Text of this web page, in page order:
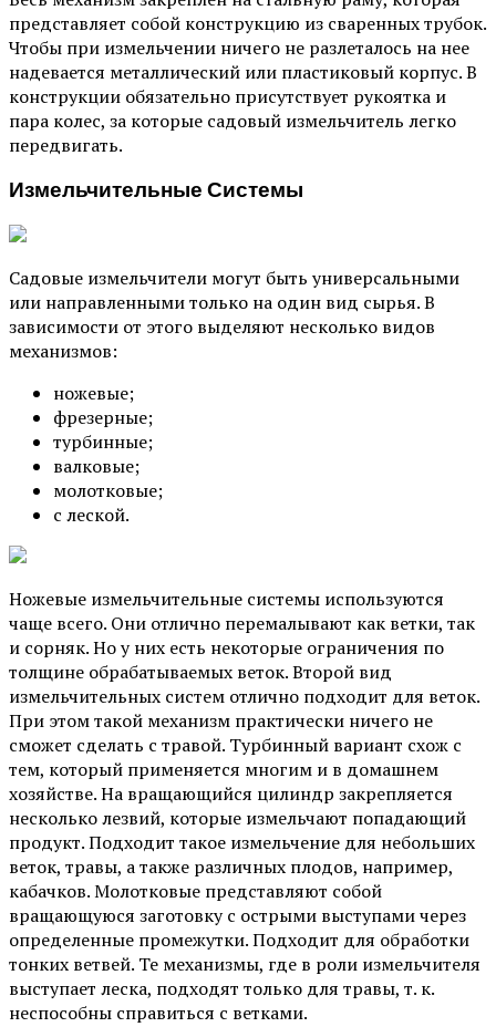
представляет собой конструкцию из сваренных трубок.
Чтобы при измельчении ничего не разлеталось на нее
надевается металлический или пластиковый корпус. В
конструкции обязательно присутствует рукоятка и
пара колес, за которые садовый измельчитель легко
передвигать.
Измельчительные Системы
Садовые измельчители могут быть универсальными
или направленными только на один вид сырья. В
зависимости от этого выделяют несколько видов
механизмов:
ножевые;
фрезерные;
турбинные;
валковые;
молотковые;
с леской.
Ножевые измельчительные системы используются
чаще всего. Они отлично перемалывают как ветки, так
и сорняк. Но у них есть некоторые ограничения по
толщине обрабатываемых веток. Второй вид
измельчительных систем отлично подходит для веток.
При этом такой механизм практически ничего не
сможет сделать с травой. Турбинный вариант схож с
тем, который применяется многим и в домашнем
хозяйстве. На вращающийся цилиндр закрепляется
несколько лезвий, которые измельчают попадающий
продукт. Подходит такое измельчение для небольших
веток, травы, а также различных плодов, например,
кабачков. Молотковые представляют собой
вращающуюся заготовку с острыми выступами через
определенные промежутки. Подходит для обработки
тонких ветвей. Те механизмы, где в роли измельчителя
выступает леска, подходят только для травы, т. к.
неспособны справиться с ветками.